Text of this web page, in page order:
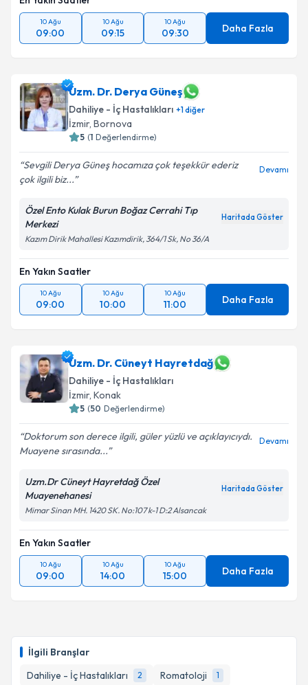
İlgili Branşlar
Dahiliye - İç Hastalıkları
2 Romatoloji 1
10 Ağu
09:00
10 Ağu
09:15
10 Ağu
09:30 Daha Fazla
Uzm. Dr. Derya Güneş
Dahiliye - İç Hastalıkları +1diğer
İzmir, Bornova
5 (1 Değerlendirme)
Sevgili Derya Güneş hocamıza çok teşekkür ederiz
çok ilgili biz...
Devamı
Özel Ento Kulak Burun Boğaz Cerrahi Tıp
Merkezi
Haritada Göster
Kazım Dirik Mahallesi Kazımdirik, 364/1 Sk, No 36/A
En Yakın Saatler
10 Ağu
09:00
10 Ağu
10:00
10 Ağu
11:00 Daha Fazla
Uzm. Dr. Cüneyt Hayretdağ
Dahiliye - İç Hastalıkları
İzmir, Konak
5 (50 Değerlendirme)
Doktorum son derece ilgili, güler yüzlü ve açıklayıcıydı.
Muayene sırasında...
Devamı
Uzm.Dr Cüneyt Hayretdağ Özel
Muayenehanesi
Haritada Göster
Mimar Sinan MH. 1420 SK. No:107 k-1 D:2 Alsancak
En Yakın Saatler
10 Ağu
09:00
10 Ağu
14:00
10 Ağu
15:00 Daha Fazla